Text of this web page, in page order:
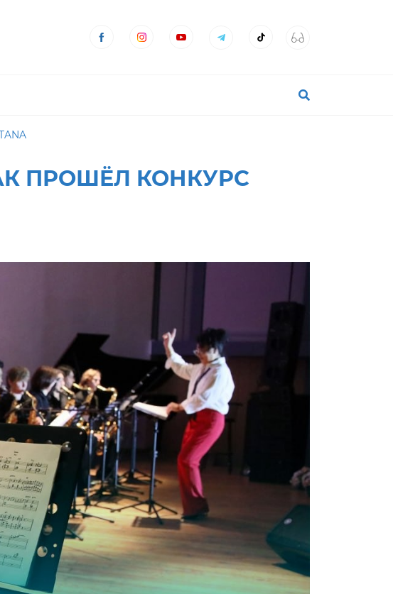
ПРОШЁЛ КОНКУРС